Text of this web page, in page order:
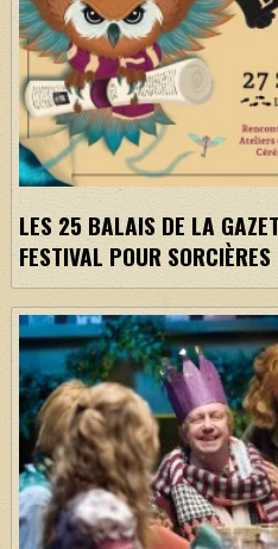
LES 25 BALAIS DE LA
FESTIVAL POUR